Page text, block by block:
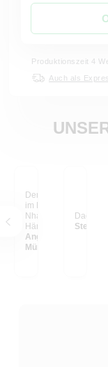
Produktionszeit 4
Auch als
Der Ho-Chi-Minh-Pfad
im Nationalpark
Nha-Ke-Bang,
Hängt am Esstisch.
Angelina & Sergej aus
München
Dades-
Stefan